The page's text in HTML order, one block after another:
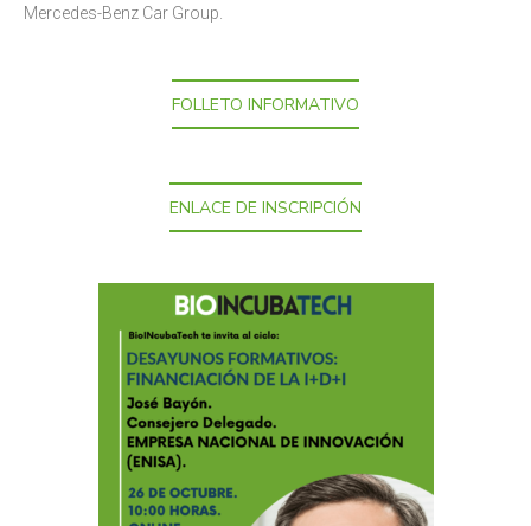
Mercedes-Benz Car Group.
FOLLETO INFORMATIVO
ENLACE DE INSCRIPCIÓN